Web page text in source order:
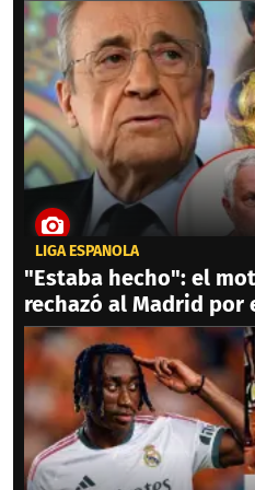
LIGA ESPAÑOLA
"Estaba hecho": el
rechazó al Madrid por